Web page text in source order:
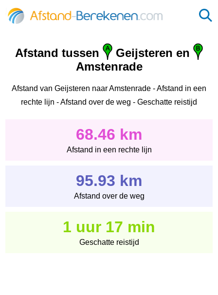
Afstand tussen
Geijsteren en
Amstenrade
Afstand van Geijsteren naar Amstenrade - Afstand in een
rechte lijn - Afstand over de weg - Geschatte reistijd
68.46 km
Afstand in een rechte lijn
95.93 km
Afstand over de weg
1 uur 17 min
Geschatte reistijd